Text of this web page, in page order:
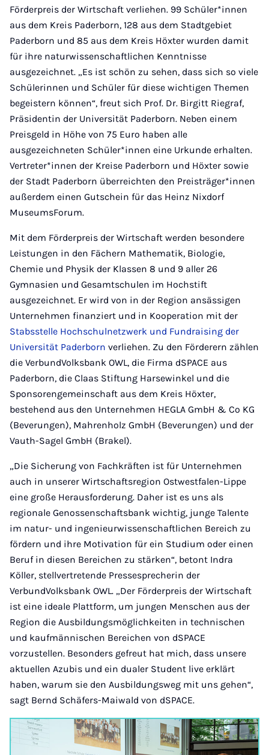
Förderpreis der Wirtschaft verliehen. 99 Schüler*innen
aus dem Kreis Paderborn, 128 aus dem Stadtgebiet
Paderborn und 85 aus dem Kreis Höxter wurden damit
für ihre naturwissenschaftlichen Kenntnisse
ausgezeichnet. „Es ist schön zu sehen, dass sich so viele
Schülerinnen und Schüler für diese wichtigen Themen
begeistern können“, freut sich Prof. Dr. Birgitt Riegraf,
Präsidentin der Universität Paderborn. Neben einem
Preisgeld in Höhe von 75 Euro haben alle
ausgezeichneten Schüler*innen eine Urkunde erhalten.
Vertreter*innen der Kreise Paderborn und Höxter sowie
der Stadt Paderborn überreichten den Preisträger*innen
außerdem einen Gutschein für das Heinz Nixdorf
MuseumsForum.
Mit dem Förderpreis der Wirtschaft werden besondere
Leistungen in den Fächern Mathematik, Biologie,
Chemie und Physik der Klassen 8 und 9 aller 26
Gymnasien und Gesamtschulen im Hochstift
ausgezeichnet. Er wird von in der Region ansässigen
Unternehmen finanziert und in Kooperation mit der
Stabsstelle Hochschulnetzwerk und Fundraising der
Universität Paderborn verliehen. Zu den Förderern zählen
die VerbundVolksbank OWL, die Firma dSPACE aus
Paderborn, die Claas Stiftung Harsewinkel und die
Sponsorengemeinschaft aus dem Kreis Höxter,
bestehend aus den Unternehmen HEGLA GmbH & Co KG
(Beverungen), Mahrenholz GmbH (Beverungen) und der
Vauth-Sagel GmbH (Brakel).
„Die Sicherung von Fachkräften ist für Unternehmen
auch in unserer Wirtschaftsregion Ostwestfalen-Lippe
eine große Herausforderung. Daher ist es uns als
regionale Genossenschaftsbank wichtig, junge Talente
im natur- und ingenieurwissenschaftlichen Bereich zu
fördern und ihre Motivation für ein Studium oder einen
Beruf in diesen Bereichen zu stärken“, betont Indra
Köller, stellvertretende Pressesprecherin der
VerbundVolksbank OWL. „Der Förderpreis der Wirtschaft
ist eine ideale Plattform, um jungen Menschen aus der
Region die Ausbildungsmöglichkeiten in technischen
und kaufmännischen Bereichen von dSPACE
vorzustellen. Besonders gefreut hat mich, dass unsere
aktuellen Azubis und ein dualer Student live erklärt
haben, warum sie den Ausbildungsweg mit uns gehen“,
sagt Bernd Schäfers-Maiwald von dSPACE.